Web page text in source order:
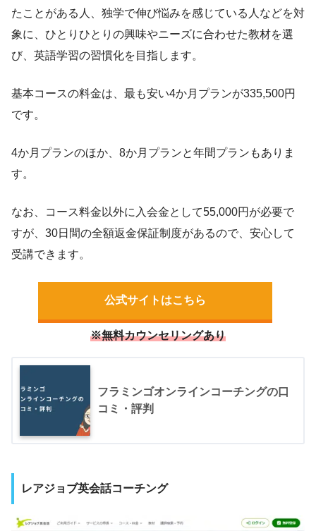
たことがある人、独学で伸び悩みを感じている人などを対
象に、ひとりひとりの興味やニーズに合わせた教材を選
び、英語学習の習慣化を目指します。
基本コースの料金は、最も安い4か月プランが335,500円
です。
4か月プランのほか、8か月プランと年間プランもありま
す。
なお、コース料金以外に入会金として55,000円が必要で
すが、30日間の全額返金保証制度があるので、安心して
受講できます。
公式サイトはこちら
※無料カウンセリングあり
フラミンゴオンラインコーチングの口
コミ・評判
レアジョブ英会話コーチング